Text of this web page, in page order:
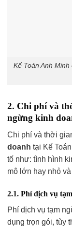
Kế Toán Anh
2. Chi phí và
ngừng kinh
Chi phí và thời
doanh tại Kế
tố như: tình hình
mô lớn hay nhỏ
2.1. Phí dịch vụ
Phí dịch vụ tạm
dụng trọn gói, tùy